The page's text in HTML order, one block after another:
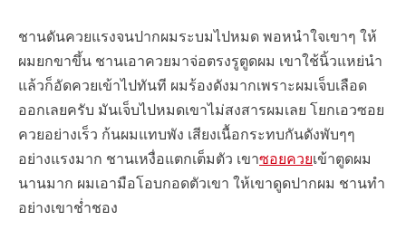
ชานดันควยแรงจนปากผมระบมไปหมด พอหนำใจเขาๆ ให้
ผมยกขาขึ้น ชานเอาควยมาจ่อตรงรูตูดผม เขาใช้นิ้วแหย่นำ
แล้วก็อัดควยเข้าไปทันที ผมร้องดังมากเพราะผมเจ็บเลือด
ออกเลยครับ มันเจ็บไปหมดเขาไม่สงสารผมเลย โยกเอวซอย
ควยอย่างเร็ว ก้นผมแทบพัง เสียงเนื้อกระทบกันดังพับๆๆ
อย่างแรงมาก ชานเหงื่อแตกเต็มตัว เขาซอยควยเข้าตูดผม
นานมาก ผมเอามือโอบกอดตัวเขา ให้เขาดูดปากผม ชานทำ
อย่างเขาช่ำชอง